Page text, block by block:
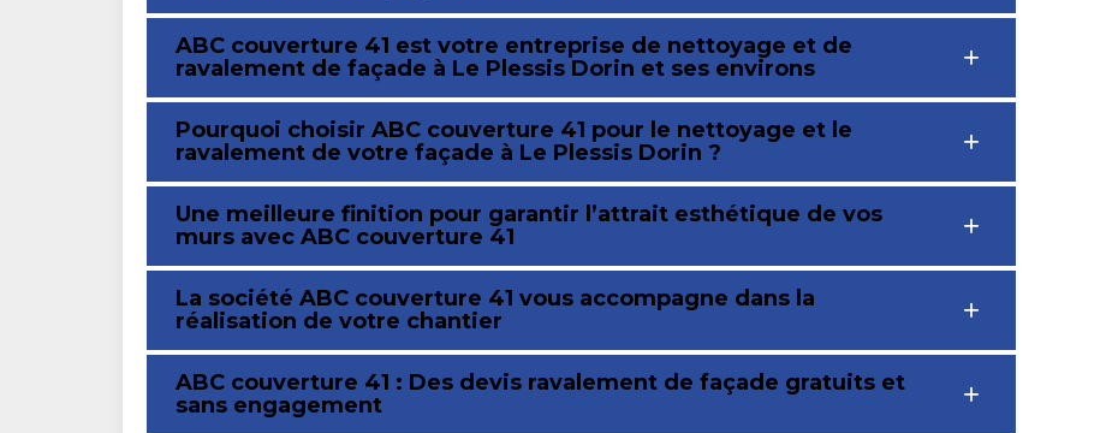
ABC couverture 41 est votre entreprise de nettoyage et de
ravalement de façade à Le Plessis Dorin et ses environs
Pourquoi choisir ABC couverture 41 pour le nettoyage et le
ravalement de votre façade à Le Plessis Dorin ?
Une meilleure finition pour garantir l’attrait esthétique de vos
murs avec ABC couverture 41
La société ABC couverture 41 vous accompagne dans la
réalisation de votre chantier
ABC couverture 41 : Des devis ravalement de façade gratuits et
sans engagement